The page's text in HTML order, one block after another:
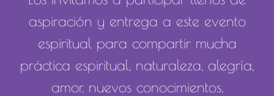
aspiración y entrega a este evento
espiritual para compartir mucha
práctica espiritual, naturaleza, alegría,
amor, nuevos conocimientos,